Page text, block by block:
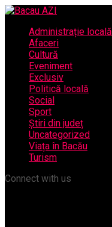
Administrație locală
Afaceri
Cultură
Eveniment
Exclusiv
Politică locală
Social
Sport
Știri din județ
Uncategorized
Viața în Bacău
Turism
Connect with us